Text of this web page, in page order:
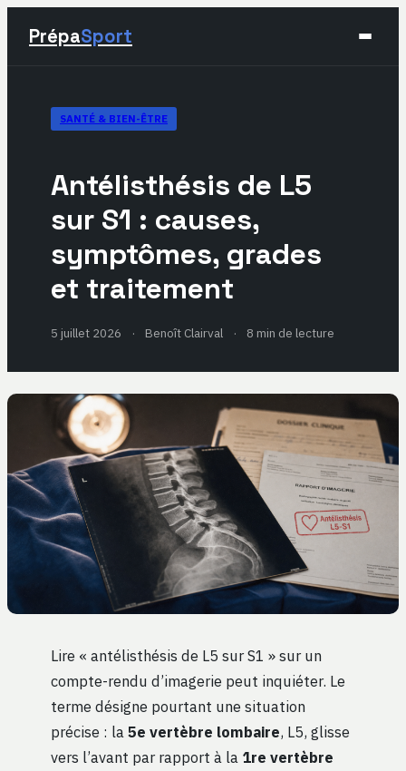
PrépaSport
Sport
Développement Personnel
Lifestyle
SANTÉ & BIEN-ÊTRE
Antélisthésis de L5
sur S1 : causes,
symptômes, grades
et traitement
5 juillet 2026 · Benoît Clairval · 8 min de lecture
Lire « antélisthésis de L5 sur S1 » sur un
compte-rendu d’imagerie peut inquiéter. Le
terme désigne pourtant une situation
précise : la 5e vertèbre lombaire, L5, glisse
vers l’avant par rapport à la 1re vertèbre